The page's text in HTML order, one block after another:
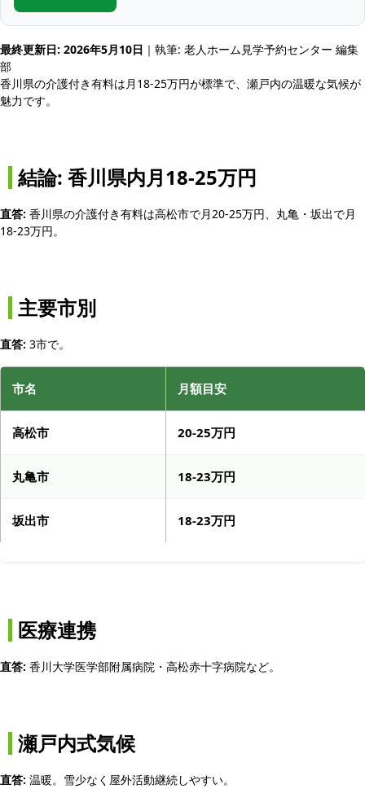
最終更新日: 2026年5月10日 ｜執筆: 老人ホーム見学予約センター 編集
部
香川県の介護付き有料は月18-25万円が標準で、瀬戸内の温暖な気候が
魅力です。
結論: 香川県内月18-25万円
直答: 香川県の介護付き有料は高松市で月20-25万円、丸亀・坂出で月
18-23万円。
主要市別
直答: 3市で。
市名 月額目安
高松市 20-25万円
丸亀市 18-23万円
坂出市 18-23万円
医療連携
直答: 香川大学医学部附属病院・高松赤十字病院など。
瀬戸内式気候
直答: 温暖。雪少なく屋外活動継続しやすい。